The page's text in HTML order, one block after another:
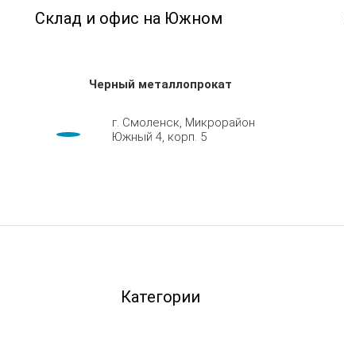
Склад и офис на Южном
Черный металлопрокат
г. Смоленск, Микрорайон
Южный 4, корп. 5
Категории